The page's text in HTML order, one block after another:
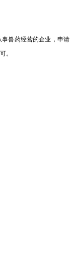
兽药经营的企业，申请
。